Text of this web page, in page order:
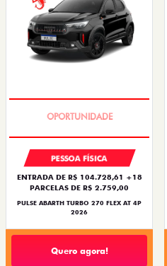
PESSOA FÍSICA
ENTRADA DE R$ 104.728,61 +18
PARCELAS DE R$ 2.759,00
PULSE ABARTH TURBO 270 FLEX AT 4P
2026
Quero agora!